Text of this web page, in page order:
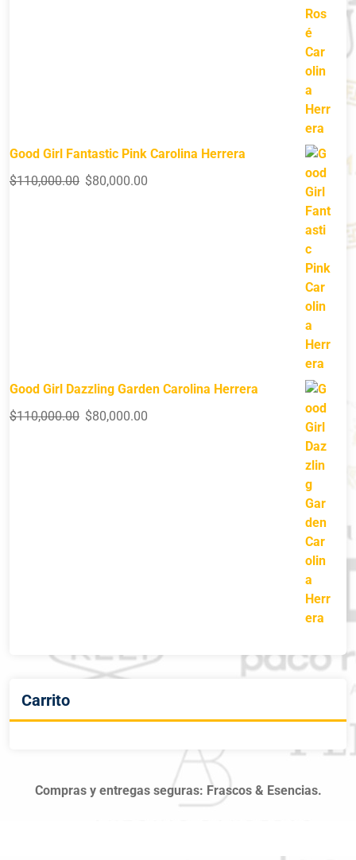
Good Girl Fantastic Pink Carolina Herrera
$110,000.00 $80,000.00
Good Girl Dazzling Garden Carolina Herrera
$110,000.00 $80,000.00
Carrito
Compras y entregas seguras: Frascos & Esencias.